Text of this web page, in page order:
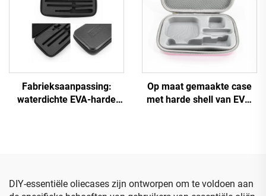
Fabrieksaanpassing:
waterdichte EVA-harde
Op maat gemaakte case
met harde shell van EVA,
DIY-essentiële oliecases zijn ontworpen om te voldoen aan